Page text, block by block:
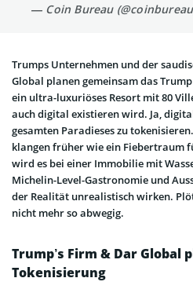
— Coin Bureau
Trumps Unternehmen und der
Global planen gemeinsam das
ein ultra-luxuriöses Resort mit 80
auch digital existieren wird. Ja,
gesamten Paradieses zu
klangen früher wie ein Fiebertraum
wird es bei einer Immobilie mit
Michelin-Level-Gastronomie und
der Realität unrealistisch wirken.
nicht mehr so abwegig.
Trump’s Firm & Dar Global
Tokenisierung